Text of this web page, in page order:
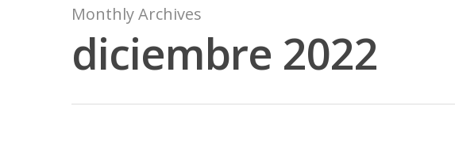
Monthly Archives
diciembre 2022